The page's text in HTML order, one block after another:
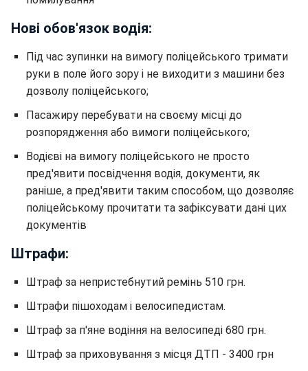
Нові обов'язок водія:
Під час зупинки на вимогу поліцейського тримати
руки в поле його зору і не виходити з машини без
дозволу поліцейського;
Пасажиру перебувати на своєму місці до
розпорядження або вимоги поліцейського;
Водієві на вимогу поліцейського не просто
пред'явити посвідчення водія, документи, як
раніше, а пред'явити таким способом, що дозволяє
поліцейському прочитати та зафіксувати дані цих
документів
Штрафи:
Штраф за непристебнутий ремінь 510 грн.
Штрафи пішоходам і велосипедистам.
Штраф за п'яне водіння на велосипеді 680 грн.
Штраф за приховування з місця ДТП - 3400 грн